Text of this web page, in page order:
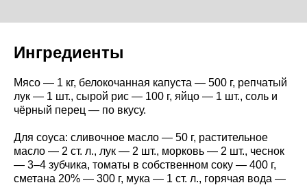
Ингредиенты
Мясо — 1 кг, белокочанная капуста — 500 г, репчатый
лук — 1 шт., сырой рис — 100 г, яйцо — 1 шт., соль и
чёрный перец — по вкусу.
Для соуса: сливочное масло — 50 г, растительное
масло — 2 ст. л., лук — 2 шт., морковь — 2 шт., чеснок
— 3–4 зубчика, томаты в собственном соку — 400 г,
сметана 20% — 300 г, мука — 1 ст. л., горячая вода —